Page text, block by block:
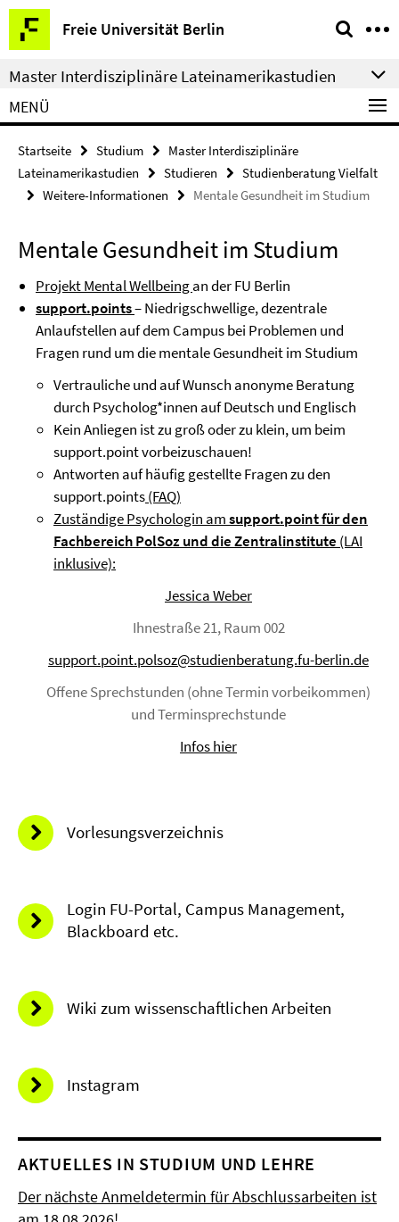
Springe
direkt
zu
Inhalt
Freie Universität Berlin
Service-
Navigation
Master Interdisziplinäre Lateinamerikastudien
MENÜ
Startseite Studium
Master Interdisziplinäre
Lateinamerikastudien
Studieren
Studienberatung Vielfalt
Weitere-Informationen
Mentale Gesundheit im Studium
Mentale Gesundheit im Studium
Projekt Mental Wellbeingan der FU Berlin
support.points– Niedrigschwellige, dezentrale
Anlaufstellen auf dem Campus bei Problemen und
Fragen rund um die mentale Gesundheit im Studium
Vertrauliche und auf Wunsch anonyme Beratung
durch Psycholog*innen auf Deutsch und Englisch
Kein Anliegen ist zu groß oder zu klein, um beim
support.point vorbeizuschauen!
Antworten auf häufig gestellte Fragen zu den
support.points(FAQ)
Zuständige Psychologin amsupport.point für den
Fachbereich PolSoz und die Zentralinstitute (LAI
inklusive):
Jessica Weber
Ihnestraße 21, Raum 002
support.point.polsoz@studienberatung.fu-berlin.de
Offene Sprechstunden (ohne Termin vorbeikommen)
und Terminsprechstunde
Infos hier
Vorlesungsverzeichnis
Login FU-Portal, Campus Management,
Blackboard etc.
Wiki zum wissenschaftlichen Arbeiten
Instagram
AKTUELLES IN STUDIUM UND LEHRE
Der nächste Anmeldetermin für Abschlussarbeiten ist